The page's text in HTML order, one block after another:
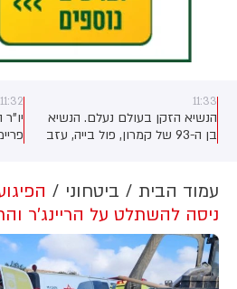
11:33
הנשיא הזקן בעולם נעלם. הנשיא
בן ה-93 של קמרון, פול בייה, עזב
הדיווח, מאז, כמעט חודשיים הוא
לא חזר לקמרון ולא הופיע בפומבי.
הרשויות ממלאות פיהן מים.
11:32
עמוד הבית ביטחוני
ניסה להשתלט על הריינג'ר